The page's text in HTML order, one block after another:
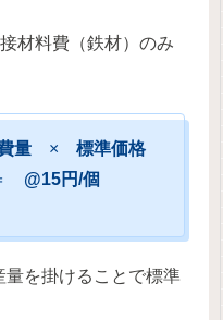
材料費（鉄材）のみ
量 ×標準価格
@15円/個
を掛けることで標準